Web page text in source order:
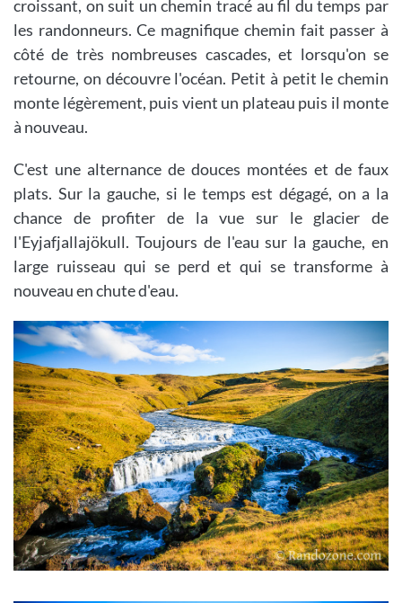
croissant, on suit un chemin tracé au fil du temps par
les randonneurs. Ce magnifique chemin fait passer à
côté de très nombreuses cascades, et lorsqu'on se
retourne, on découvre l'océan. Petit à petit le chemin
monte légèrement, puis vient un plateau puis il monte
à nouveau.
C'est une alternance de douces montées et de faux
plats. Sur la gauche, si le temps est dégagé, on a la
chance de profiter de la vue sur le glacier de
l'Eyjafjallajökull. Toujours de l'eau sur la gauche, en
large ruisseau qui se perd et qui se transforme à
nouveau en chute d'eau.